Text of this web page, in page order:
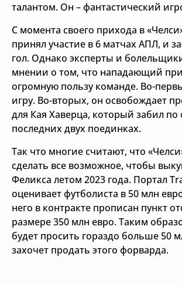
талантом. Он – фантастический
С момента своего прихода в
принял участие в 6 матчах АПЛ, и
гол. Однако эксперты и
мнении о том, что нападающий
огромную пользу команде. Во-
игру. Во-вторых, он освобождает
для Кая Хаверца, который забил по
последних двух поединках.
Так что многие считают, что
сделать все возможное, чтобы
Феликса летом 2023 года. Портал
оценивает футболиста в 50 млн
него в контракте прописан пункт
размере 350 млн евро. Таким
будет просить гораздо больше 50
захочет продать этого форварда.